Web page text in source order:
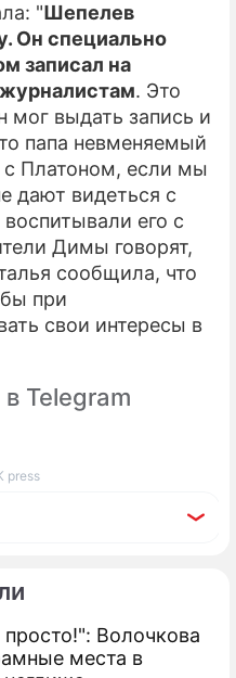
Волочкова
места в
"Шепелев
Он специально
записал на
. Это
мог выдать запись и
папа невменяемый
Платоном, если мы
дают видеться с
его с
Димы говорят,
сообщила, что
при
свои интересы в
Telegram
press